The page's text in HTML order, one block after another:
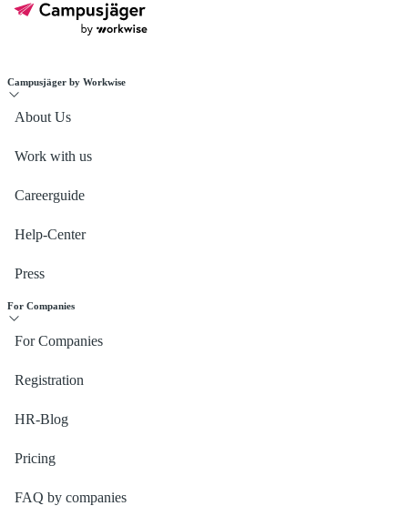
Campusjäger by Workwise
About Us
Work with us
Careerguide
Help-Center
Press
For Companies
For Companies
Registration
HR-Blog
Pricing
FAQ by companies